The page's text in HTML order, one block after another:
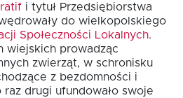
i tytuł Przedsiębiorstwa
do wielkopolskiego
Społeczności Lokalnych.
wiejskich prowadząc
zwierząt, w schronisku
z bezdomności i
raz drugi ufundowało swoje